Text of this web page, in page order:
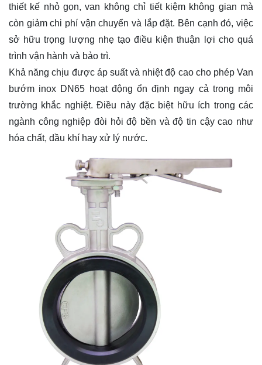
thiết kế nhỏ gọn, van không chỉ tiết kiệm không gian mà
còn giảm chi phí vận chuyển và lắp đặt. Bên cạnh đó, việc
sở hữu trọng lượng nhẹ tạo điều kiện thuận lợi cho quá
trình vận hành và bảo trì.
Khả năng chịu được áp suất và nhiệt độ cao cho phép Van
bướm inox DN65 hoạt động ổn định ngay cả trong môi
trường khắc nghiệt. Điều này đặc biệt hữu ích trong các
ngành công nghiệp đòi hỏi độ bền và độ tin cậy cao như
hóa chất, dầu khí hay xử lý nước.